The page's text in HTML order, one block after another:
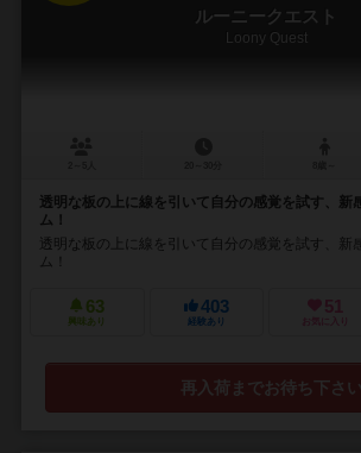
ルーニークエスト
Loony Quest
透明な板の上に線を引いて自分の感覚を試す、新
ム！
透明な板の上に線を引いて自分の感覚を試す、新
ム！
63
興味あり
403
経験あり
51
お気に入り
再入荷までお待ち下さい